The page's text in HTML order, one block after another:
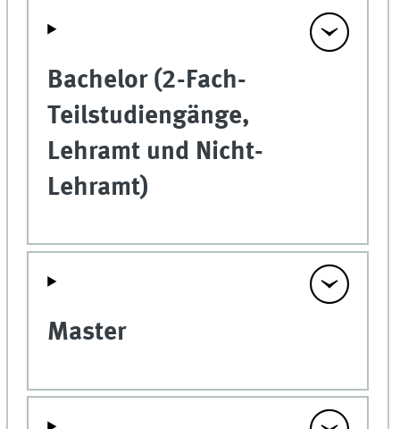
Bachelor (2-Fach-
Teilstudiengänge,
Lehramt und Nicht-
Lehramt)
Master